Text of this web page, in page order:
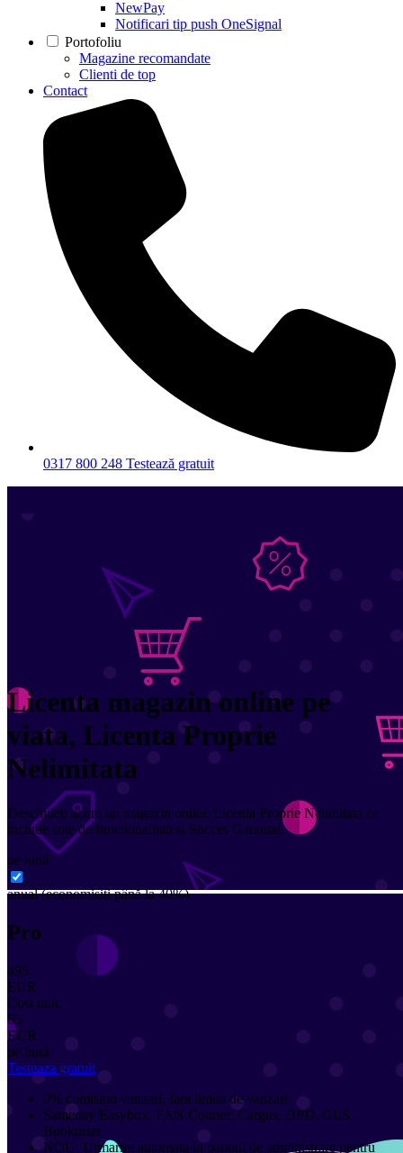
NewPay
Notificari tip push OneSignal
Portofoliu
Magazine recomandate
Clienti de top
Contact
0317 800 248 Testează gratuit
Licenta magazin online pe
viata, Licenta Proprie
Nelimitata
Deschideti acum un magazin online Licenta Proprie Nelimitata ce
include sute de functionalitati si Succes Garantat.
pe lună
anual(economisiți până la 40%)
Pro
495
EUR
Cost unic
65
EUR
pe lună
Testeaza gratuit
0% comision vanzari, fara limita de vanzari
Sameday Easybox, FAN Courier, Cargus, DPD, GLS,
Bookurier
NOU: Urmarire automata in panoul de administrare pentru